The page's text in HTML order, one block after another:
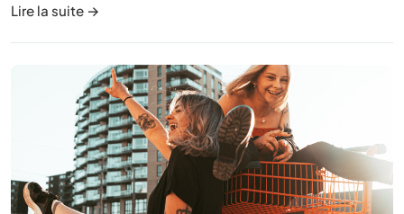
Lire la suite →